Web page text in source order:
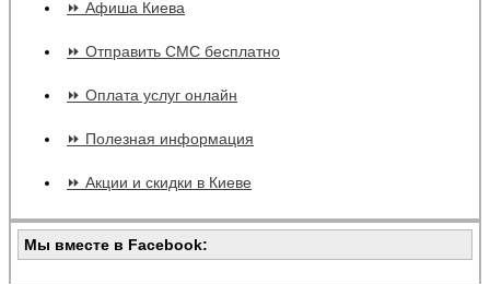
⏩ Афиша Киева
⏩ Отправить СМС бесплатно
⏩ Оплата услуг онлайн
⏩ Полезная информация
⏩ Акции и скидки в Киеве
Мы вместе в Facebook: